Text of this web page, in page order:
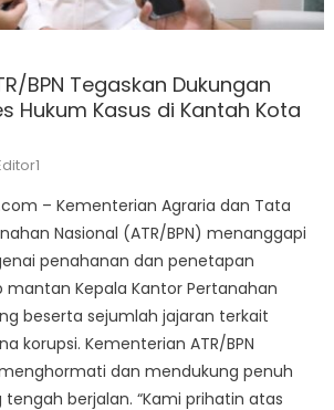
BPN Tegaskan Dukungan
Hukum Kasus di Kantah Kota
– Kementerian Agraria dan Tata
Nasional (ATR/BPN) menanggapi
penahanan dan penetapan
Kepala Kantor Pertanahan
beserta sejumlah jajaran terkait
korupsi. Kementerian ATR/BPN
dan mendukung penuh
berjalan. “Kami prihatin atas